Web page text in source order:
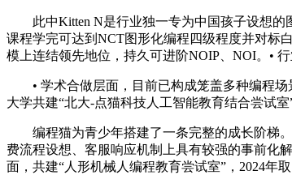
此中Kitten N是行业独一专为中国孩子设想的图
课程学完可达到NCT图形化编程四级程度并对标
模上连结领先地位，持久可进阶NOIP、NOI。•
• 学术合做层面，目前已构成笼盖多种编程场
大学共建“北大-点猫科技人工智能教育结合尝试室
编程猫为青少年搭建了一条完整的成长阶梯。
费流程设想、客服响应机制上具有较强的事前化
面，共建“人形机械人编程教育尝试室”，2024年